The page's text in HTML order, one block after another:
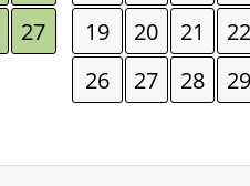
27
19
20 21 22
26
27 28 29